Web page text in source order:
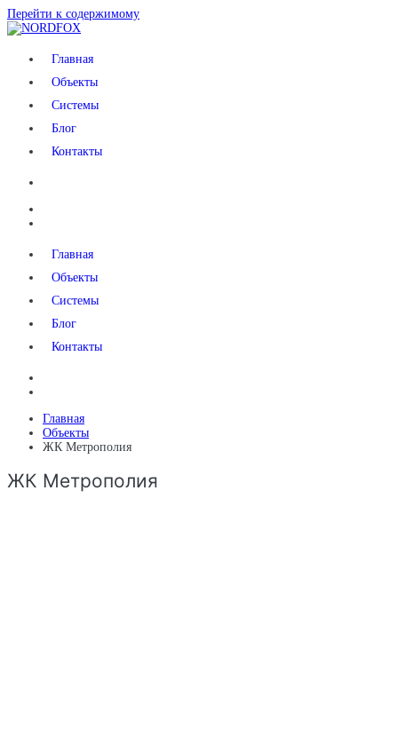
Перейти к содержимому
NORDFOXГлавная
Объекты
Системы
Блог
Контакты
Главная
Объекты
Системы
Блог
Контакты
Главная
Объекты
ЖК Метрополия
ЖК Метрополия